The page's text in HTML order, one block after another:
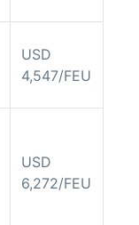
USD
4,547/FEU
USD
6,272/FEU